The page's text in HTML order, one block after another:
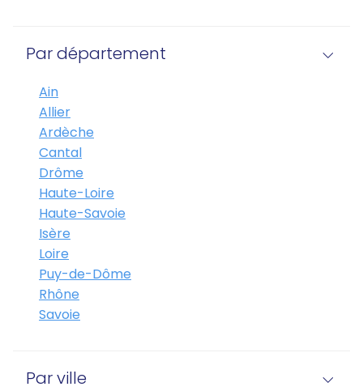
Par département
Ain
Allier
Ardèche
Cantal
Drôme
Haute-Loire
Haute-Savoie
Isère
Loire
Puy-de-Dôme
Rhône
Savoie
Par ville